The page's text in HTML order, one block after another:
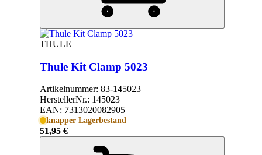
THULE
Thule Kit Clamp 5023
Artikelnummer: 83-145023
HerstellerNr.: 145023
EAN: 7313020082905
knapper Lagerbestand
51,95 €